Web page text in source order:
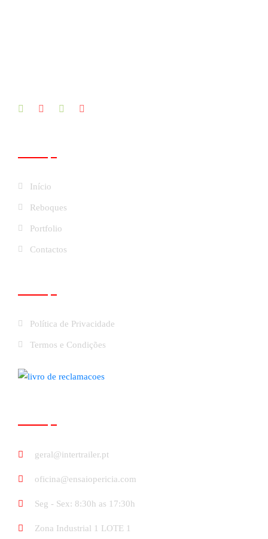
Início
Reboques
Portfolio
Contactos
Política de Privacidade
Termos e Condições
geral@intertrailer.pt
oficina@ensaiopericia.com
Seg - Sex: 8:30h as 17:30h
Zona Industrial 1 LOTE 1